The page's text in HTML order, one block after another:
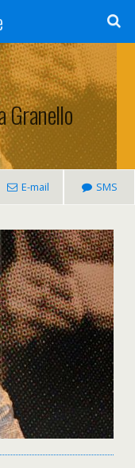
Granello
E-mail SMS